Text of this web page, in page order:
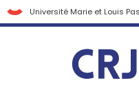
Université Marie et Louis